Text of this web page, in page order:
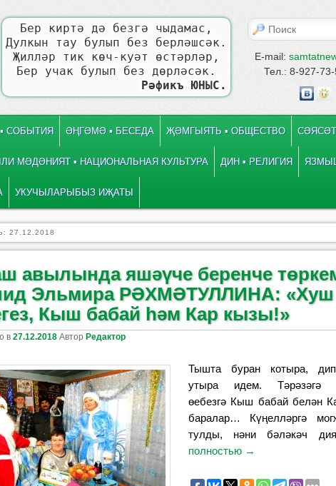
Бер киртә дә безгә чыдамас,
Дулкын тау булып без берләшсәк.
Җилләр тик көч-куәт өстәрләр,
Бер учак булып без дөрләсәк.
Рәфикъ ЮНЫС.
E-mail:
Тел.: 8-927-
СОБЫТИЯ ӘҢГӘМӘ ▪ БЕСЕДА ҖӘМГЫЯТЬ ▪ ОБЩЕСТВО
МӘДӘНИЯТ ▪ НАЦИОНАЛЬНАЯ КУЛЬТУРА ДИН ▪ РЕЛИГИЯ
УКУЧЫЛАРЫБЫЗ ИҖАТЫ
27.12.2018
авылында яшәүче беренче
Эльмира РӘХМӘТУЛЛИНА: «Хуш
Кыш бабай һәм Кар кызы!»
в27.12.2018 АвторРедактор
Тышта буран котыра,
утыра идем. Тәрәзәгә
өебезгә Кыш бабай белән
баралар… Күңелләргә
тулды, нәни бәләкәч
полностью →